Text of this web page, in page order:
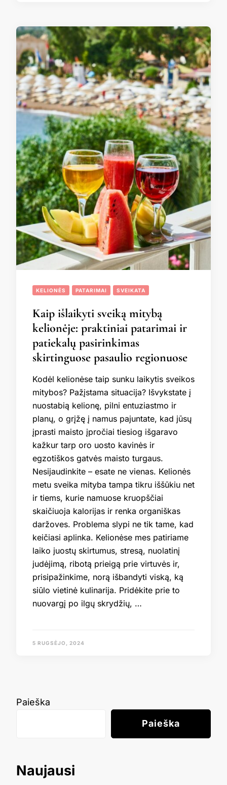
KELIONĖS PATARIMAI SVEIKATA
Kaip išlaikyti sveiką mitybą
kelionėje: praktiniai patarimai ir
patiekalų pasirinkimas
skirtinguose pasaulio regionuose
Kodėl kelionėse taip sunku laikytis sveikos
mitybos? Pažįstama situacija? Išvykstate į
nuostabią kelionę, pilni entuziastmo ir
planų, o grįžę į namus pajuntate, kad jūsų
įprasti maisto įpročiai tiesiog išgaravo
kažkur tarp oro uosto kavinės ir
egzotiškos gatvės maisto turgaus.
Nesijaudinkite – esate ne vienas. Kelionės
metu sveika mityba tampa tikru iššūkiu net
ir tiems, kurie namuose kruopščiai
skaičiuoja kalorijas ir renka organiškas
daržoves. Problema slypi ne tik tame, kad
keičiasi aplinka. Kelionėse mes patiriame
laiko juostų skirtumus, stresą, nuolatinį
judėjimą, ribotą prieigą prie virtuvės ir,
prisipažinkime, norą išbandyti viską, ką
siūlo vietinė kulinarija. Pridėkite prie to
nuovargį po ilgų skrydžių, …
5 RUGSĖJO, 2024
Paieška
Paieška
Naujausi